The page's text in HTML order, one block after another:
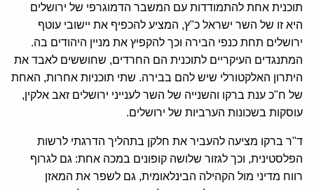
תוכנית אחת להתמודדות עם המשבר הדמוגרפי של ירושלים
היא זו של השר ישראל כ"ץ, המציע להכפיף את יישובי עוטף
ירושלים תחת כנפי הבירה וכך להקפיץ את מניין היהודים בה.
המתנגדים העיקריים לתוכנית הם החרדים, שחוששים לאבד את
היתרון האלקטורלי שיש להם בבירה. שתי תוכניות אחרות, האחת
של ח"כ ענת ברקו והשנייה של השר לענייני ירושלים זאב אלקין,
עוסקות בשכונות הערביות של ירושלים.
ד"ר ברקו מציעה להעביר את חלקן בתהליך הדרגתי לרשות
הפלסטינית, וכך לגזור שלושה קופונים במכה אחת: גם לגרוף
רווח מדיני מול הקהילה הבינלאומית, גם לשפר את המאזן